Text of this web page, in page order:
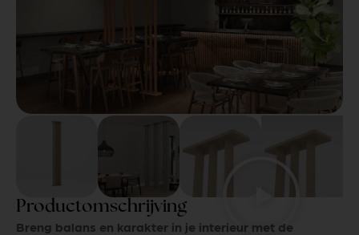
Productomschrijving
Breng balans en karakter in je interieur met de